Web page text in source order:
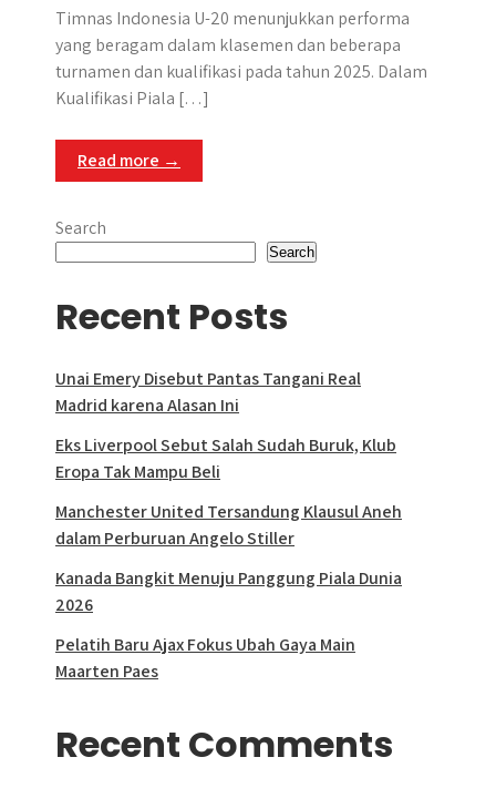
Timnas Indonesia U-20 menunjukkan performa
yang beragam dalam klasemen dan beberapa
turnamen dan kualifikasi pada tahun 2025. Dalam
Kualifikasi Piala […]
Read more →
Search
Search
Recent Posts
Unai Emery Disebut Pantas Tangani Real
Madrid karena Alasan Ini
Eks Liverpool Sebut Salah Sudah Buruk, Klub
Eropa Tak Mampu Beli
Manchester United Tersandung Klausul Aneh
dalam Perburuan Angelo Stiller
Kanada Bangkit Menuju Panggung Piala Dunia
2026
Pelatih Baru Ajax Fokus Ubah Gaya Main
Maarten Paes
Recent Comments